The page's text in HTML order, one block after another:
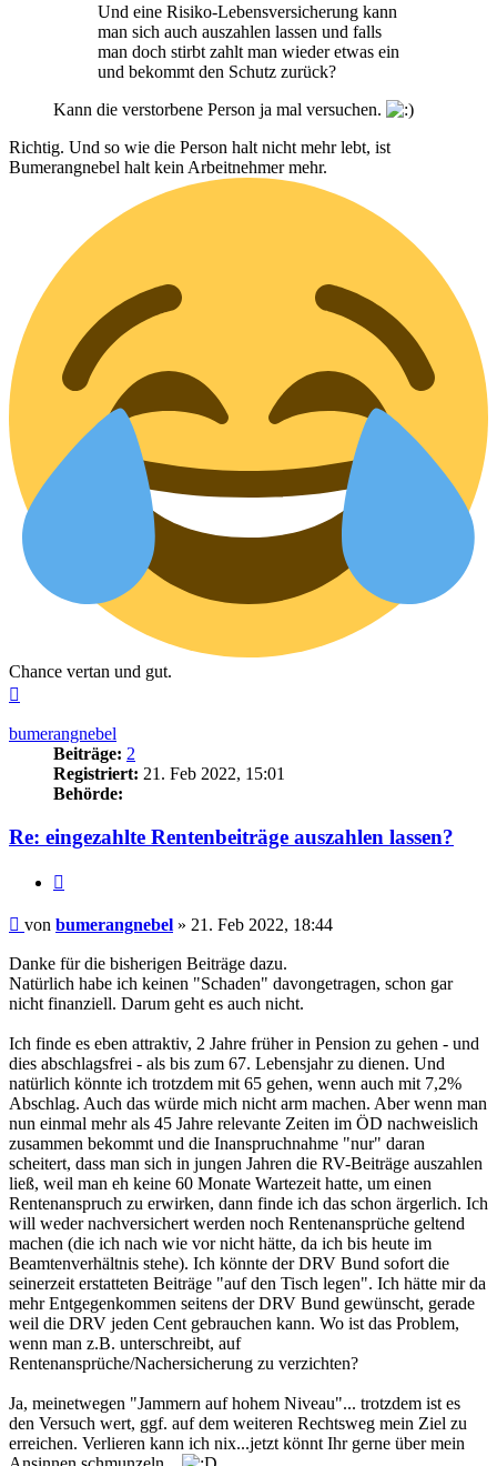
Und eine Risiko-Lebensversicherung kann
man sich auch auszahlen lassen und falls
man doch stirbt zahlt man wieder etwas ein
und bekommt den Schutz zurück?
Kann die verstorbene Person ja mal versuchen.
Richtig. Und so wie die Person halt nicht mehr lebt, ist
Bumerangnebel halt kein Arbeitnehmer mehr.
Chance vertan und gut.
bumerangnebel
Beiträge: 2
Registriert: 21. Feb 2022, 15:01
Behörde:
Re: eingezahlte Rentenbeiträge auszahlen lassen?
Beitrag
von bumerangnebel » 21. Feb 2022, 18:44
Danke für die bisherigen Beiträge dazu.
Natürlich habe ich keinen "Schaden" davongetragen, schon gar
nicht finanziell. Darum geht es auch nicht.
Ich finde es eben attraktiv, 2 Jahre früher in Pension zu gehen - und
dies abschlagsfrei - als bis zum 67. Lebensjahr zu dienen. Und
natürlich könnte ich trotzdem mit 65 gehen, wenn auch mit 7,2%
Abschlag. Auch das würde mich nicht arm machen. Aber wenn man
nun einmal mehr als 45 Jahre relevante Zeiten im ÖD nachweislich
zusammen bekommt und die Inanspruchnahme "nur" daran
scheitert, dass man sich in jungen Jahren die RV-Beiträge auszahlen
ließ, weil man eh keine 60 Monate Wartezeit hatte, um einen
Rentenanspruch zu erwirken, dann finde ich das schon ärgerlich. Ich
will weder nachversichert werden noch Rentenansprüche geltend
machen (die ich nach wie vor nicht hätte, da ich bis heute im
Beamtenverhältnis stehe). Ich könnte der DRV Bund sofort die
seinerzeit erstatteten Beiträge "auf den Tisch legen". Ich hätte mir da
mehr Entgegenkommen seitens der DRV Bund gewünscht, gerade
weil die DRV jeden Cent gebrauchen kann. Wo ist das Problem,
wenn man z.B. unterschreibt, auf
Rentenansprüche/Nachersicherung zu verzichten?
Ja, meinetwegen "Jammern auf hohem Niveau"... trotzdem ist es
den Versuch wert, ggf. auf dem weiteren Rechtsweg mein Ziel zu
erreichen. Verlieren kann ich nix...jetzt könnt Ihr gerne über mein